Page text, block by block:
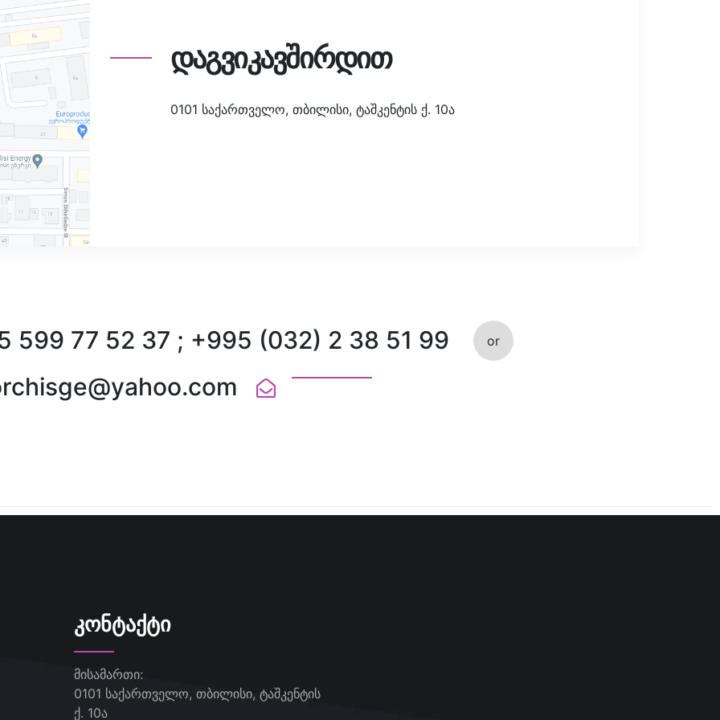
დაგვიკავშირდით
0101 საქართველო, თბილისი, ტაშკენტის ქ. 10ა
599 77 52 37 ; +995 (032) 2 38 51 99 or
ᲙᲝᲜᲢᲐᲥᲢᲘ
მისამართი:
0101 საქართველო, თბილისი, ტაშკენტის
ქ. 10ა